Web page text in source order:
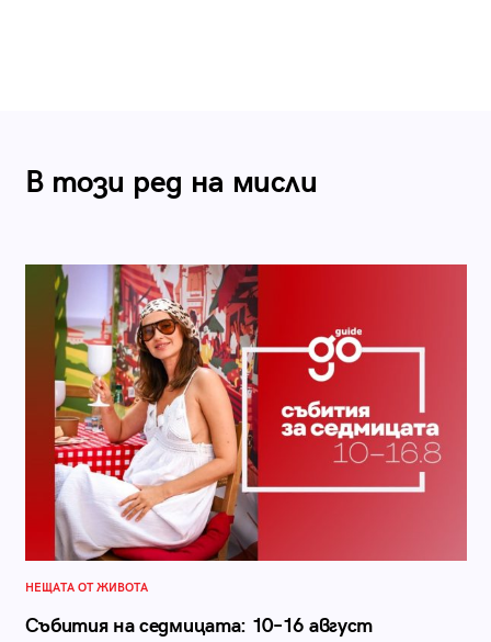
В този ред на мисли
НЕЩАТА ОТ ЖИВОТА
Събития на седмицата: 10–16 август